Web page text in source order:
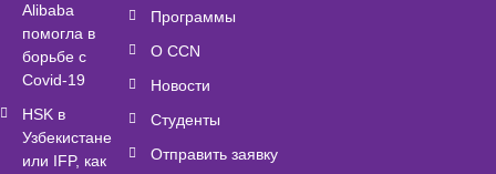
Alibaba
помогла в
борьбе с
Covid-19
HSK в
Узбекистане
или IFP, как
Программы
О CCN
Новости
Студенты
Отправить заявку